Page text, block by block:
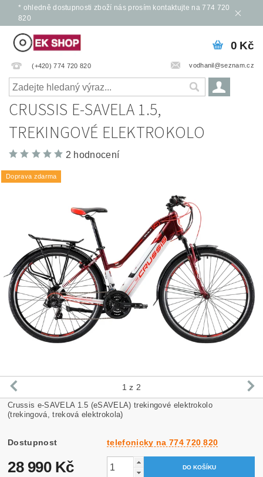
* ohledně dostupnosti zboží nás prosím kontaktujte na 774 720
820
(+420) 774 720 820 vodhanil@seznam.cz
0 Kč
CRUSSIS E-SAVELA 1.5,
TREKINGOVÉ ELEKTROKOLO
2 hodnocení
Doprava zdarma
1 z 2
Crussis e-SAVELA 1.5 (eSAVELA) trekingové elektrokolo
(trekingová, treková elektrokola)
Dostupnost telefonicky na 774 720 820
28 990 Kč